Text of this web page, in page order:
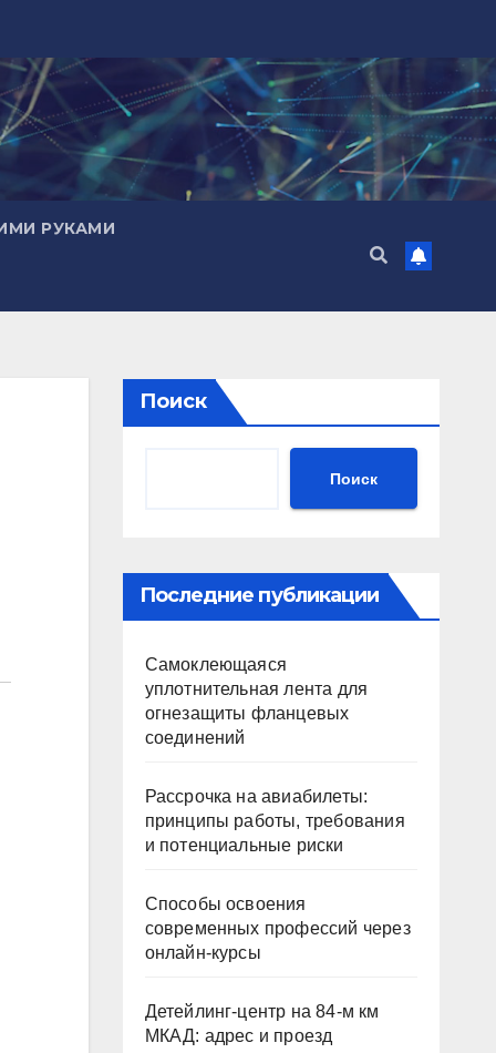
РУКАМИ
Поиск
Поиск
Последние публикации
Самоклеющаяся
уплотнительная лента для
огнезащиты фланцевых
соединений
Рассрочка на авиабилеты:
принципы работы, требования
и потенциальные риски
Способы освоения
современных профессий через
онлайн-курсы
Детейлинг-центр на 84-м км
МКАД: адрес и проезд